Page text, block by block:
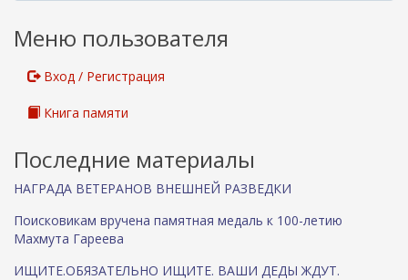
Меню пользователя
Вход / Регистрация
Книга памяти
Последние материалы
НАГРАДА ВЕТЕРАНОВ ВНЕШНЕЙ РАЗВЕДКИ
Поисковикам вручена памятная медаль к 100-летию
Махмута Гареева
ИЩИТЕ.ОБЯЗАТЕЛЬНО ИЩИТЕ. ВАШИ ДЕДЫ ЖДУТ.